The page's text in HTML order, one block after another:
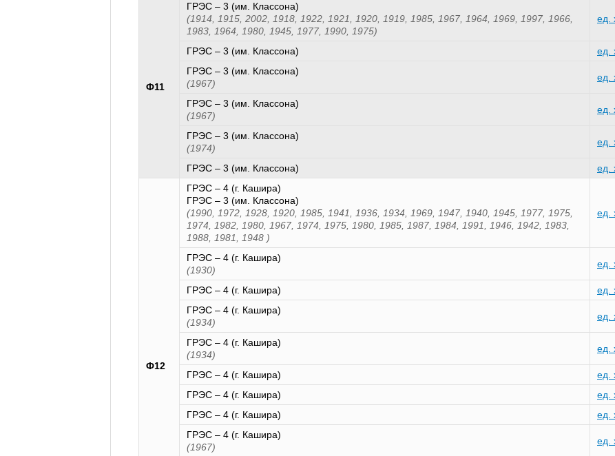
Ф11
ГРЭС – 3 (им. Классона)
(1914, 1915, 2002, 1918, 1922, 1921, 1920, 1919, 1985, 1967, 1964, 1969, 1997, 1966,
1983, 1964, 1980, 1945, 1977, 1990, 1975)
ед.
ГРЭС – 3 (им. Классона) ед.
ГРЭС – 3 (им. Классона)
(1967)
ед.
ГРЭС – 3 (им. Классона)
(1967)
ед.
ГРЭС – 3 (им. Классона)
(1974)
ед.
ГРЭС – 3 (им. Классона) ед.
Ф12
ГРЭС – 4 (г. Кашира)
ГРЭС – 3 (им. Классона)
(1990, 1972, 1928, 1920, 1985, 1941, 1936, 1934, 1969, 1947, 1940, 1945, 1977, 1975,
1974, 1982, 1980, 1967, 1974, 1975, 1980, 1985, 1987, 1984, 1991, 1946, 1942, 1983,
1988, 1981, 1948 )
ед.
ГРЭС – 4 (г. Кашира)
(1930)
ед.
ГРЭС – 4 (г. Кашира) ед.
ГРЭС – 4 (г. Кашира)
(1934)
ед.
ГРЭС – 4 (г. Кашира)
(1934)
ед.
ГРЭС – 4 (г. Кашира) ед.
ГРЭС – 4 (г. Кашира)
ед.
ГРЭС – 4 (г. Кашира)
ед.
ГРЭС – 4 (г. Кашира)
(1967)
ед.